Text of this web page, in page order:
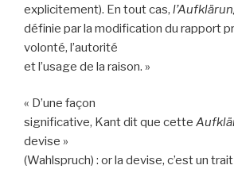
explicitement). En tout cas,
définie par la modification du rapport
volonté, l’autorité
et l’usage de la raison. »
« D’une façon
significative, Kant dit que cette
devise »
(Wahlspruch) : or la devise, c’est un